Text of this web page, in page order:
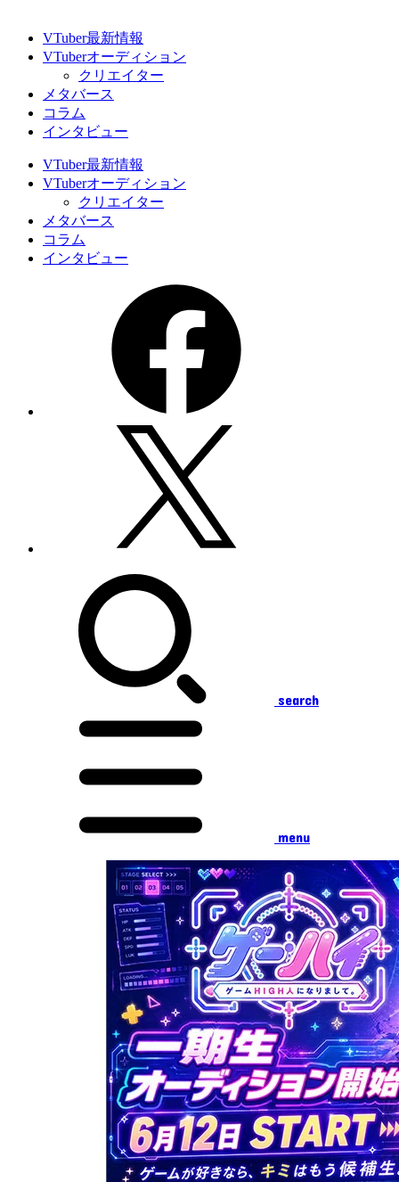
VTuber最新情報
VTuberオーディション
クリエイター
メタバース
コラム
インタビュー
VTuber最新情報
VTuberオーディション
クリエイター
メタバース
コラム
インタビュー
search
menu